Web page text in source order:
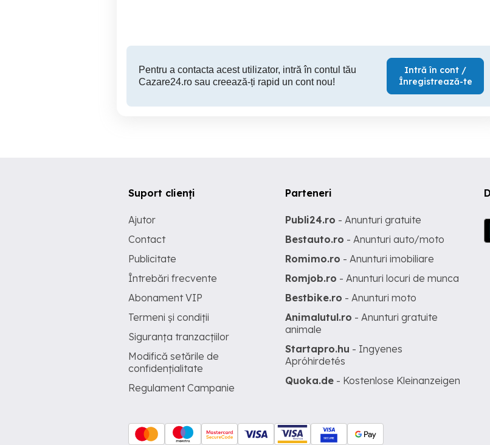
Pentru a contacta acest utilizator, intră în contul tău
Cazare24.ro sau creează-ți rapid un cont nou!
Intră în cont /
Înregistrează-te
Suport clienți
Ajutor
Contact
Publicitate
Întrebări frecvente
Abonament VIP
Termeni și condiții
Siguranța tranzacțiilor
Modifică setările de
confidențialitate
Regulament Campanie
Parteneri
Publi24.ro - Anunturi gratuite
Bestauto.ro - Anunturi auto/moto
Romimo.ro - Anunturi imobiliare
Romjob.ro - Anunturi locuri de munca
Bestbike.ro - Anunturi moto
Animalutul.ro - Anunturi gratuite
animale
Startapro.hu - Ingyenes
Apróhirdetés
Quoka.de - Kostenlose Kleinanzeigen